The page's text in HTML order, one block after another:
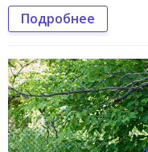
Подробнее